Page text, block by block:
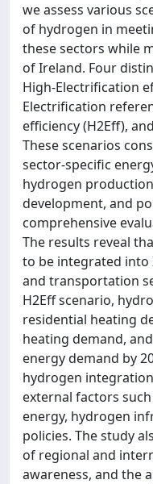
we assess various
of hydrogen in
these sectors while
of Ireland. Four
High-Electrification
Electrification
efficiency (H2Eff),
These scenarios
sector-specific
hydrogen
development, and
comprehensive
The results reveal
to be integrated into
and transportation
H2Eff scenario,
residential heating
heating demand,
energy demand by
hydrogen
external factors
energy, hydrogen
policies. The study
of regional and
awareness, and the